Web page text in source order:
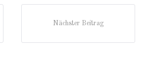
Nächster Beitrag